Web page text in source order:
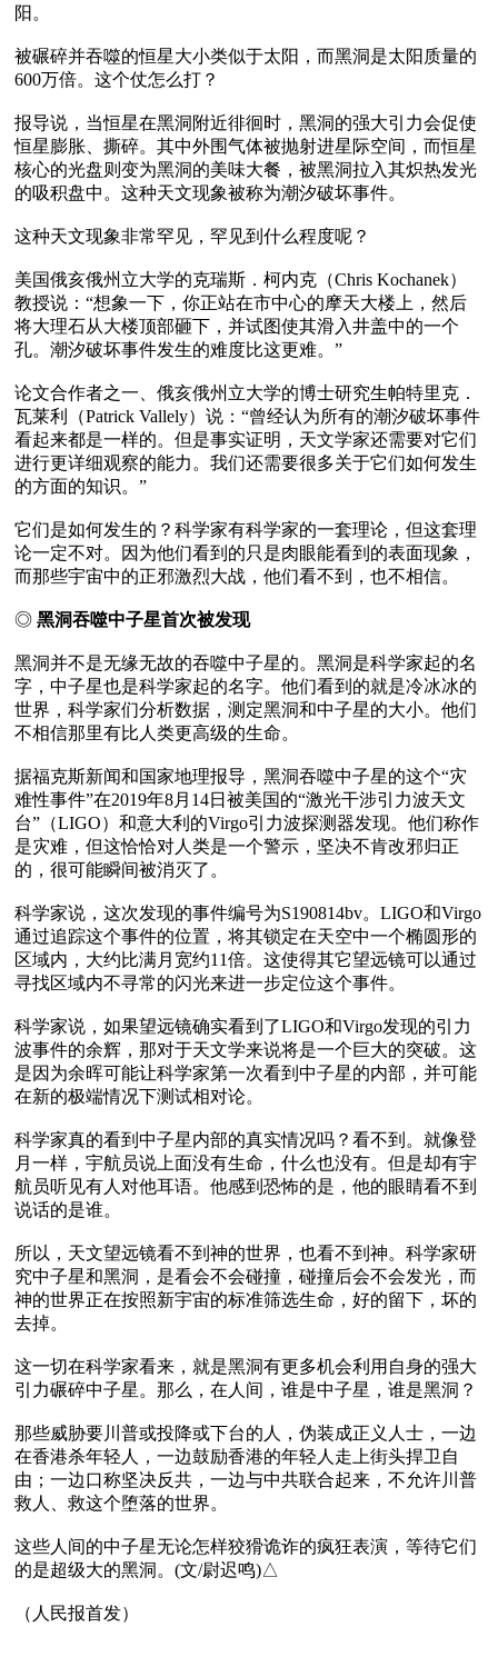
阳。
被碾碎并吞噬的恒星大小类似于太阳，而黑洞是太阳质量的
600万倍。这个仗怎么打？
报导说，当恒星在黑洞附近徘徊时，黑洞的强大引力会促使
恒星膨胀、撕碎。其中外围气体被抛射进星际空间，而恒星
核心的光盘则变为黑洞的美味大餐，被黑洞拉入其炽热发光
的吸积盘中。这种天文现象被称为潮汐破坏事件。
这种天文现象非常罕见，罕见到什么程度呢？
美国俄亥俄州立大学的克瑞斯．柯内克（Chris Kochanek）
教授说：“想象一下，你正站在市中心的摩天大楼上，然后
将大理石从大楼顶部砸下，并试图使其滑入井盖中的一个
孔。潮汐破坏事件发生的难度比这更难。”
论文合作者之一、俄亥俄州立大学的博士研究生帕特里克．
瓦莱利（Patrick Vallely）说：“曾经认为所有的潮汐破坏事件
看起来都是一样的。但是事实证明，天文学家还需要对它们
进行更详细观察的能力。我们还需要很多关于它们如何发生
的方面的知识。”
它们是如何发生的？科学家有科学家的一套理论，但这套理
论一定不对。因为他们看到的只是肉眼能看到的表面现象，
而那些宇宙中的正邪激烈大战，他们看不到，也不相信。
◎ 黑洞吞噬中子星首次被发现
黑洞并不是无缘无故的吞噬中子星的。黑洞是科学家起的名
字，中子星也是科学家起的名字。他们看到的就是冷冰冰的
世界，科学家们分析数据，测定黑洞和中子星的大小。他们
不相信那里有比人类更高级的生命。
据福克斯新闻和国家地理报导，黑洞吞噬中子星的这个“灾
难性事件”在2019年8月14日被美国的“激光干涉引力波天文
台”（LIGO）和意大利的Virgo引力波探测器发现。他们称作
是灾难，但这恰恰对人类是一个警示，坚决不肯改邪归正
的，很可能瞬间被消灭了。
科学家说，这次发现的事件编号为S190814bv。LIGO和Virgo
通过追踪这个事件的位置，将其锁定在天空中一个椭圆形的
区域内，大约比满月宽约11倍。这使得其它望远镜可以通过
寻找区域内不寻常的闪光来进一步定位这个事件。
科学家说，如果望远镜确实看到了LIGO和Virgo发现的引力
波事件的余辉，那对于天文学来说将是一个巨大的突破。这
是因为余晖可能让科学家第一次看到中子星的内部，并可能
在新的极端情况下测试相对论。
科学家真的看到中子星内部的真实情况吗？看不到。就像登
月一样，宇航员说上面没有生命，什么也没有。但是却有宇
航员听见有人对他耳语。他感到恐怖的是，他的眼睛看不到
说话的是谁。
所以，天文望远镜看不到神的世界，也看不到神。科学家研
究中子星和黑洞，是看会不会碰撞，碰撞后会不会发光，而
神的世界正在按照新宇宙的标准筛选生命，好的留下，坏的
去掉。
这一切在科学家看来，就是黑洞有更多机会利用自身的强大
引力碾碎中子星。那么，在人间，谁是中子星，谁是黑洞？
那些威胁要川普或投降或下台的人，伪装成正义人士，一边
在香港杀年轻人，一边鼓励香港的年轻人走上街头捍卫自
由；一边口称坚决反共，一边与中共联合起来，不允许川普
救人、救这个堕落的世界。
这些人间的中子星无论怎样狡猾诡诈的疯狂表演，等待它们
的是超级大的黑洞。(文/尉迟鸣)△